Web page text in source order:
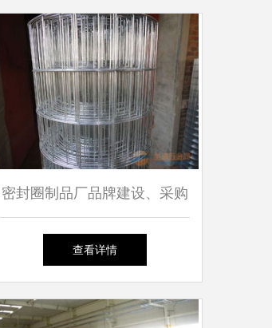
密封圈制品厂品牌建设、采购
渠道与网络批发攻略
查看详情